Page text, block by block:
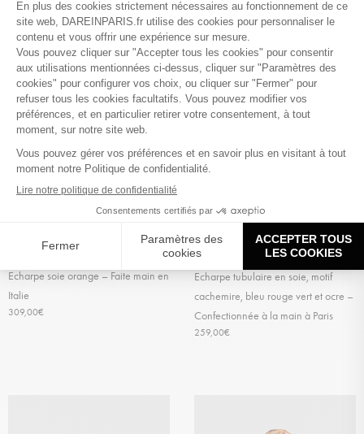
Echarpe soie orange – Faite main en
Italie
309,00€
Echarpe tubulaire en soie, motif
cachemire, bleu rouge vert et ocre –
Confectionnée à la main à Paris
259,00€